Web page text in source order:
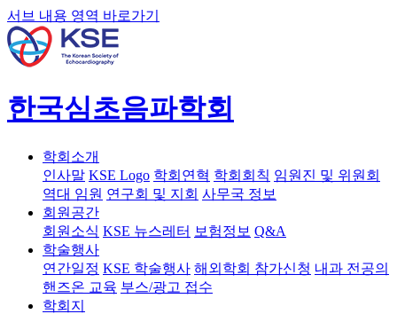
서브 내용 영역 바로가기
한국심초음파학회
학회소개
인사말 KSE Logo 학회연혁 학회회칙 임원진 및 위원회
역대 임원 연구회 및 지회 사무국 정보
회원공간
회원소식 KSE 뉴스레터 보험정보 Q&A
학술행사
연간일정 KSE 학술행사 해외학회 참가신청 내과 전공의
핸즈온 교육 부스/광고 접수
학회지